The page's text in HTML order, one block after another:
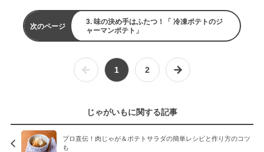
次のページ
3. 味の決め手はふたつ！「 冷凍ポテトのジ
ャーマンポテト」
1 2
じゃがいもに関する記事
プロ直伝！肉じゃが＆ポテトサラダの簡単レシピと作り方のコツ
も